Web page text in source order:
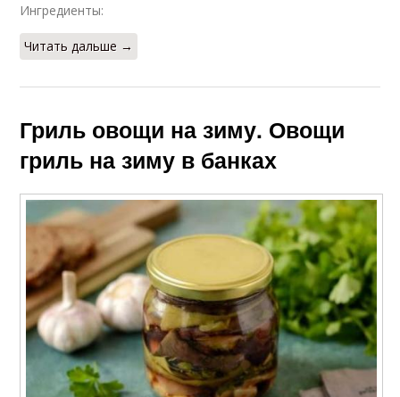
Ингредиенты:
Читать дальше →
Гриль овощи на зиму. Овощи
гриль на зиму в банках